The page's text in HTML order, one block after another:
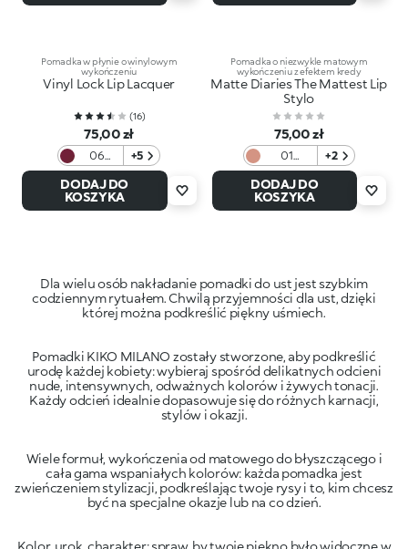
Pomadka w płynie o winylowym
wykończeniu
Vinyl Lock Lip Lacquer
(16)
75,00 zł
06
Berry
Crush
+5
DODAJ DO
KOSZYKA
Pomadka o niezwykle matowym
wykończeniu z efektem kredy
Matte Diaries The Mattest Lip
Stylo
75,00 zł
01
Madison
Ave
Nude
+2
DODAJ DO
KOSZYKA
Dla wielu osób nakładanie pomadki do ust jest szybkim
codziennym rytuałem. Chwilą przyjemności dla ust, dzięki
Pomadki KIKO MILANO zostały stworzone, aby podkreślić
urodę każdej kobiety: wybieraj spośród delikatnych odcieni
nude, intensywnych, odważnych kolorów i żywych tonacji.
Każdy odcień idealnie dopasowuje się do różnych karnacji,
Wiele formuł, wykończenia od matowego do błyszczącego i
cała gama wspaniałych kolorów: każda pomadka jest
zwieńczeniem stylizacji, podkreślając twoje rysy i to, kim chcesz